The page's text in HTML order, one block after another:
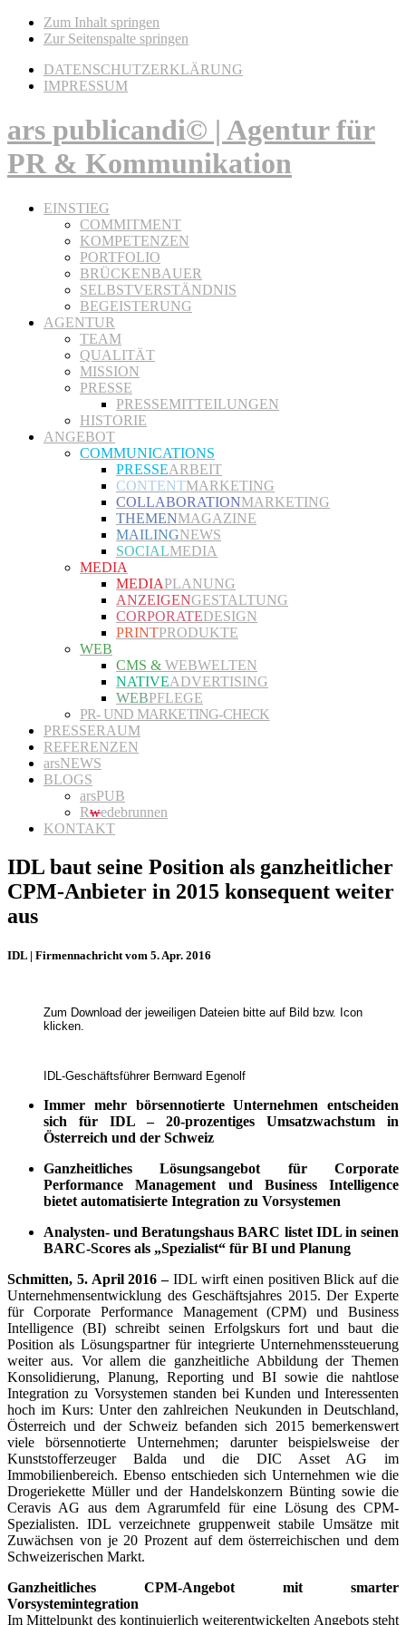
Zum Inhalt springen
Zur Seitenspalte springen
DATENSCHUTZERKLÄRUNG
IMPRESSUM
ars publicandi© | Agentur für
PR & Kommunikation
EINSTIEG
COMMITMENT
KOMPETENZEN
PORTFOLIO
BRÜCKENBAUER
SELBSTVERSTÄNDNIS
BEGEISTERUNG
AGENTUR
TEAM
QUALITÄT
MISSION
PRESSE
PRESSEMITTEILUNGEN
HISTORIE
ANGEBOT
COMMUNICATIONS
PRESSEARBEIT
CONTENTMARKETING
COLLABORATIONMARKETING
THEMENMAGAZINE
MAILINGNEWS
SOCIALMEDIA
MEDIA
MEDIAPLANUNG
ANZEIGENGESTALTUNG
CORPORATEDESIGN
PRINTPRODUKTE
WEB
CMS & WEBWELTEN
NATIVEADVERTISING
WEBPFLEGE
PR- UND MARKETING-CHECK
PRESSERAUM
REFERENZEN
arsNEWS
BLOGS
arsPUB
Rwedebrunnen
KONTAKT
IDL baut seine Position als ganzheitlicher
CPM-Anbieter in 2015 konsequent weiter
aus
IDL | Firmennachricht vom 5. Apr. 2016
Zum Download der jeweiligen Dateien bitte auf Bild bzw. Icon
klicken.
IDL-Geschäftsführer Bernward Egenolf
Immer mehr börsennotierte Unternehmen entscheiden
sich für IDL‒20-prozentiges Umsatzwachstum in
Österreich und der Schweiz
Ganzheitliches Lösungsangebot für Corporate
Performance Management und Business Intelligence
bietet automatisierte Integration zu Vorsystemen
Analysten-und BeratungshausBARC listet IDL in seinen
BARC-Scores als „Spezialist“ für BI und Planung
Schmitten, 5. April 2016 –IDL wirft einen positiven Blick auf die
Unternehmens­entwicklung des Geschäftsjahres 2015. Der Experte
für Corporate Performance Management (CPM) und Business
Intelligence (BI) schreibt seinen Erfolgskurs fort und baut die
Position als Lösungspartner für integrierte Unternehmenssteuerung
weiter aus. Vor allem die ganzheitliche Abbildung der Themen
Konsolidierung, Planung, Reporting und BI sowie die nahtlose
Integration zu Vorsystemen standen bei Kunden und Interessenten
hoch im Kurs: Unter den zahlreichen Neukunden in Deutschland,
Österreich und der Schweiz befanden sich 2015 bemerkenswert
viele börsennotierte Unternehmen; darunter beispielsweise der
Kunststofferzeuger Balda und die DIC Asset AG im
Immobilienbereich. Ebenso entschieden sich Unternehmen wie die
Drogeriekette Müller und der Handelskonzern Bünting sowie die
Ceravis AG aus dem Agrarumfeld für eine Lösung des CPM-
Spezialisten. IDL verzeichnete gruppenweit stabile Umsätze mit
Zuwächsen von je 20 Prozent auf dem österreichischen und dem
Schweizerischen Markt.
Ganzheitliches CPM-Angebot mit smarter
Vorsystemintegration
Im Mittelpunkt des kontinuierlich weiterentwickelten Angebots steht